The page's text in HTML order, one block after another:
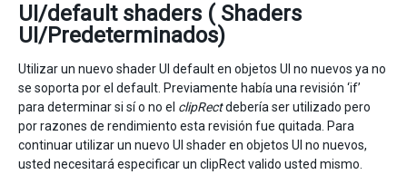
UI/default shaders ( Shaders
UI/Predeterminados)
Utilizar un nuevo shader UI default en objetos UI no nuevos ya no
se soporta por el default. Previamente había una revisión ‘if’
para determinar si sí o no el clipRectdebería ser utilizado pero
por razones de rendimiento esta revisión fue quitada. Para
continuar utilizar un nuevo UI shader en objetos UI no nuevos,
usted necesitará especificar un clipRect valido usted mismo.